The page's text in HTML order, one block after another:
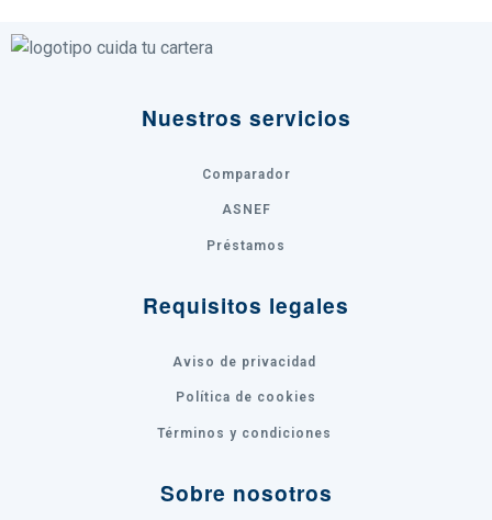
Nuestros servicios
Comparador
ASNEF
Préstamos
Requisitos legales
Aviso de privacidad
Política de cookies
Términos y condiciones
Sobre nosotros